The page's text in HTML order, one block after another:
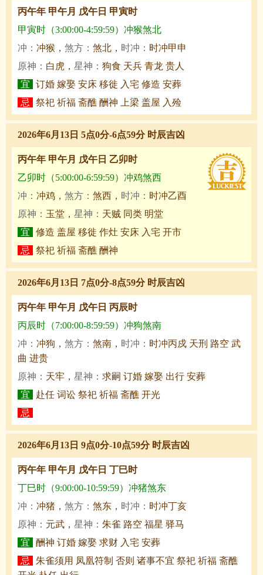
丙午年 甲午月 戊午日 甲寅时
甲寅时（3:00:00-4:59:59）冲猴煞北
冲： 冲猴， 煞方： 煞北， 时冲： 时冲甲申
原神： 白虎， 星神： 狗食 天兵 青龙 贵人
宜
订婚 嫁娶 安床 移徙 入宅 修造 安葬
忌
祭祀 祈福 斋醮 酬神 上梁 盖屋 入殓
2026年6月13日 5点0分-6点59分 时辰吉凶
丙午年 甲午月 戊午日 乙卯时
乙卯时（5:00:00-6:59:59）冲鸡煞西
冲： 冲鸡， 煞方： 煞西， 时冲： 时冲乙酉
原神： 玉堂， 星神： 天贼 同类 明堂
宜
修造 盖屋 移徙 作灶 安床 入宅 开市
忌
祭祀 祈福 斋醮 酬神
2026年6月13日 7点0分-8点59分 时辰吉凶
丙午年 甲午月 戊午日 丙辰时
丙辰时（7:00:00-8:59:59）冲狗煞南
冲： 冲狗， 煞方： 煞南， 时冲： 时冲丙戍 天刑 路空 武
曲 进贵
原神： 天牢， 星神： 求嗣 订婚 嫁娶 出行 安葬
宜
赴任 词讼 祭祀 祈福 斋醮 开光
忌
2026年6月13日 9点0分-10点59分 时辰吉凶
丙午年 甲午月 戊午日 丁巳时
丁巳时（9:00:00-10:59:59）冲猪煞东
冲： 冲猪， 煞方： 煞东， 时冲： 时冲丁亥
原神： 元武， 星神： 朱雀 路空 福星 驿马
宜
酬神 订婚 嫁娶 求财 入宅 安葬
忌
朱雀须用 凤凰符制 否则 诸事不宜 祭祀 祈福 斋醮